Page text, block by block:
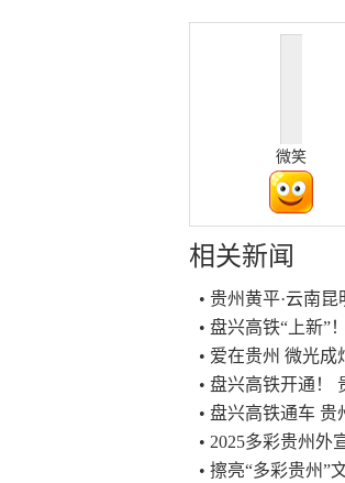
微笑
相关新闻
• 贵州黄平·云南
• 盘兴高铁“上新”
• 爱在贵州 微光
• 盘兴高铁开通！
• 盘兴高铁通车
• 2025多彩贵州外
• 擦亮“多彩贵州